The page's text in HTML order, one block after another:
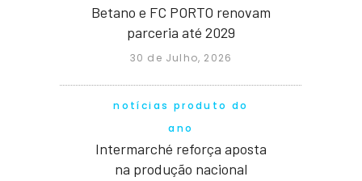
Betano e FC PORTO renovam
parceria até 2029
30 de Julho, 2026
notícias produto do
ano
Intermarché reforça aposta
na produção nacional